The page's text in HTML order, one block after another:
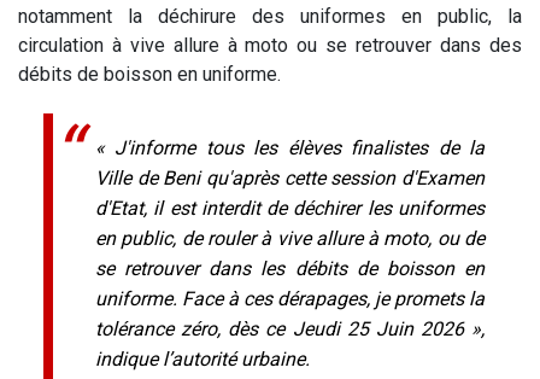
notamment la déchirure des uniformes en public, la
circulation à vive allure à moto ou se retrouver dans des
débits de boisson en uniforme.
« J'informe tous les élèves finalistes de la
Ville de Beni qu'après cette session d'Examen
d'Etat, il est interdit de déchirer les uniformes
en public, de rouler à vive allure à moto, ou de
se retrouver dans les débits de boisson en
uniforme. Face à ces dérapages, je promets la
tolérance zéro, dès ce Jeudi 25 Juin 2026 »,
indique l’autorité urbaine.